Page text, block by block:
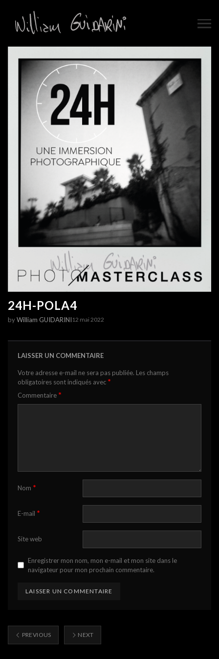
24H-POLA4
byWilliam GUIDARINI 12 mai 2022
LAISSER UN COMMENTAIRE
Votre adresse e-mail ne sera pas publiée. Les champs
obligatoires sont indiqués avec *
Commentaire *
Nom *
E-mail *
Site web
Enregistrer mon nom, mon e-mail et mon site dans le
navigateur pour mon prochain commentaire.
PREVIOUS NEXT